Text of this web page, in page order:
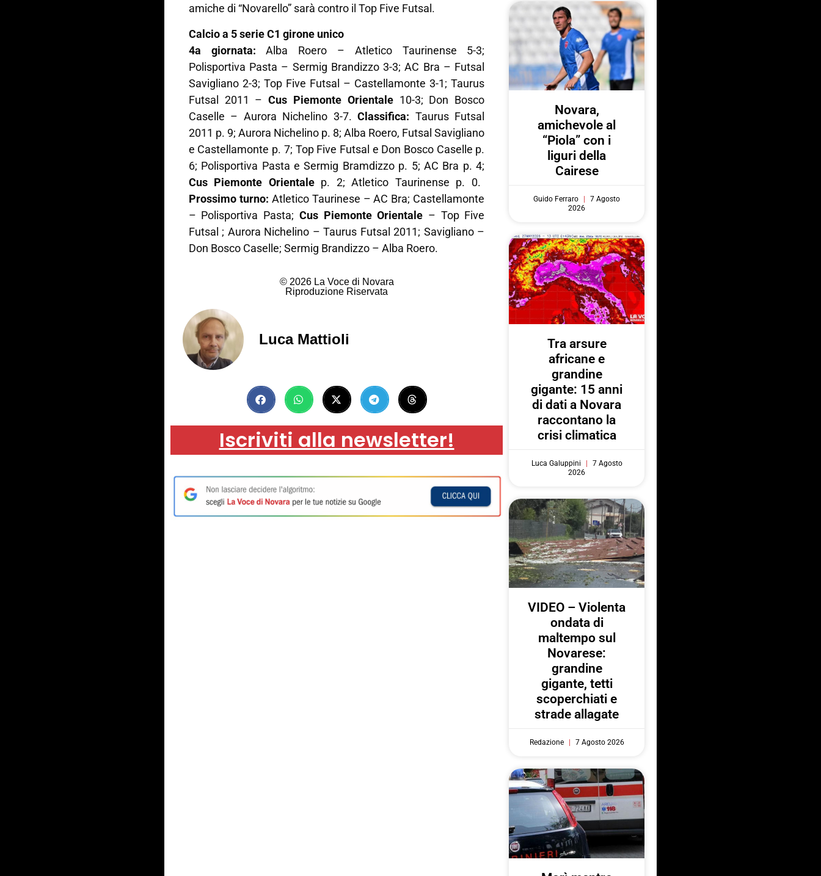
amiche di “Novarello” sarà contro il Top Five Futsal.
Calcio a 5 serie C1 girone unico
4a giornata:Alba Roero – Atletico Taurinense 5-3;
Polisportiva Pasta – Sermig Brandizzo 3-3; AC Bra – Futsal
Savigliano 2-3; Top Five Futsal – Castellamonte 3-1; Taurus
Futsal 2011 –Cus Piemonte Orientale10-3; Don Bosco
Caselle – Aurora Nichelino 3-7.Classifica: Taurus Futsal
2011 p. 9; Aurora Nichelino p. 8; Alba Roero, Futsal Savigliano
e Castellamonte p. 7; Top Five Futsal e Don Bosco Caselle p.
6; Polisportiva Pasta e Sermig Bramdizzo p. 5; AC Bra p. 4;
Cus Piemonte Orientalep. 2; Atletico Taurinense p. 0.
Prossimo turno: Atletico Taurinese – AC Bra; Castellamonte
– Polisportiva Pasta; Cus Piemonte Orientale – Top Five
Futsal ; Aurora Nichelino – Taurus Futsal 2011; Savigliano –
Don Bosco Caselle; Sermig Brandizzo – Alba Roero.
© 2026 La Voce di Novara
Riproduzione Riservata
Luca Mattioli
Iscriviti alla newsletter!
Novara,
amichevole al
“Piola” con i
liguri della
Cairese
Guido Ferraro
7 Agosto
2026
Tra arsure
africane e
grandine
gigante: 15 anni
di dati a Novara
raccontano la
crisi climatica
Luca Galuppini
7 Agosto
2026
VIDEO – Violenta
ondata di
maltempo sul
Novarese:
grandine
gigante, tetti
scoperchiati e
strade allagate
Redazione 7 Agosto 2026